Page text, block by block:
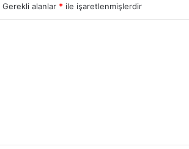
Gerekli alanlar * ile işaretlenmişlerdir